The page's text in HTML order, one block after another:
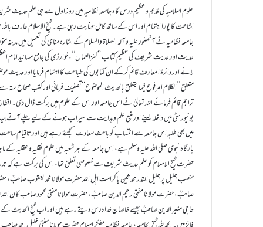
علوم اسلامیہ کی قدیم و عظیم درس گاہ جامعہ نظامیہ میں روز اول سے ہی علم حدیث
اشاعت کا پورا اہتمام اور اس کے ساتھ کامل عنایت رہی ہے۔ شیخ الاسلام عارف باللہ حضرت
جامعہ نظامیہ نے آنحضور علیہ و آلہ الصلاۃ والسلام کے اشارہ منامی کی تعمیل میں
حدیث اور حدیث شریف کی عظیم کتاب ’’کنزالعمال‘‘، خوارزمی کی جامع مسانید امام
لائے اور دائرۃ المعارف قائم کرکے ان کتابوں کی طباعت کا اہتمام فرمایا اور
متعلق ’’الکلام المرفوع فیما یتعلق بالحدیث الموضوع‘‘تصنیف فرمائی اور کتب صحاح ستہ
تراجم قائم فرمائے اللہ تعالیٰ نے اس جامعہ اور اس کے علوم میں برکت ڈال دی۔
یونیورسٹی میں داخلہ لینے اور منبع علم و ہدایت سے سیراب ہونے کے لیے چلے آتے
میں بھی طلبہ اس جامعہ سے انتساب کو باعث سعادت سمجھتے رہے ہیں اور تاقیام ساعت
بارگاہ نبوی صلی اللہ علیہ وسلم ہے، اس جامعہ کے ہر شعبہ میں علوم نقلیہ و عقلیہ
حضرت شیخ الاسلام کو علم حدیث شریف سے خصوصی تعلق تھا، اس کی برکت ہے کہ
منصب جلیل پر جلیل القدر محدثین باکرامت اہل اللہ حضرت مولانا محمد یعقوب صاحبؒ،
صاحبؒ، حضرت مولانا مفتی رحیم الدین صاحبؒ، حضرت مولانا مفتی محمود صاحب کان
حاجی منیر الدین صاحبؒ جیسے خاصان خدا درس دیتے رہے ہیں اور اب شیخ الحدیث کے